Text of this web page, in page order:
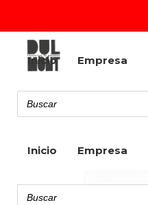
Inicio Empresa
Inicio Empresa